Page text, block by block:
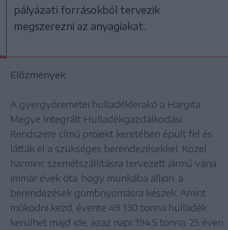
pályázati forrásokból tervezik
megszerezni az anyagiakat.
Előzmények
A gyergyóremetei hulladéklerakó a Hargita
Megye Integrált Hulladékgazdálkodási
Rendszere című projekt keretében épült fel és
látták el a szükséges berendezésekkel. Közel
harminc szemétszállításra tervezett jármű várja
immár évek óta, hogy munkába álljon, a
berendezések gombnyomásra készek. Amint
működni kezd, évente 49 130 tonna hulladék
kerülhet majd ide, azaz napi 194,5 tonna. 25 éven